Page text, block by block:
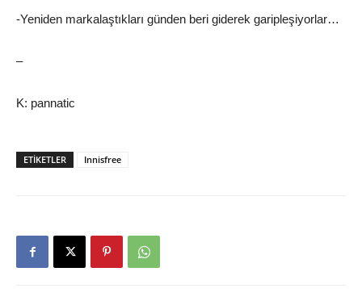
-Yeniden markalaştıkları günden beri giderek garipleşiyorlar…
–
K: pannatic
ETIKETLER Innisfree